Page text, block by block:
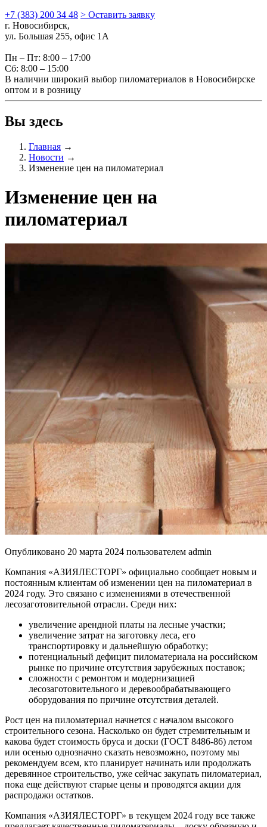
+7 (383) 200 34 48 > Оставить заявку
г. Новосибирск,
ул. Большая 255, офис 1А
Пн – Пт: 8:00 – 17:00
Сб: 8:00 – 15:00
В наличии широкий выбор пиломатериалов в Новосибирске
оптом и в розницу
Вы здесь
Главная →
Новости →
Изменение цен на пиломатериал
Изменение цен на
пиломатериал
Опубликовано 20 марта 2024 пользователем admin
Компания «АЗИЯЛЕСТОРГ» официально сообщает новым и
постоянным клиентам об изменении цен на пиломатериал в
2024 году. Это связано с изменениями в отечественной
лесозаготовительной отрасли. Среди них:
увеличение арендной платы на лесные участки;
увеличение затрат на заготовку леса, его
транспортировку и дальнейшую обработку;
потенциальный дефицит пиломатериала на российском
рынке по причине отсутствия зарубежных поставок;
сложности с ремонтом и модернизацией
лесозаготовительного и деревообрабатывающего
оборудования по причине отсутствия деталей.
Рост цен на пиломатериал начнется с началом высокого
строительного сезона. Насколько он будет стремительным и
какова будет стоимость бруса и доски (ГОСТ 8486-86) летом
или осенью однозначно сказать невозможно, поэтому мы
рекомендуем всем, кто планирует начинать или продолжать
деревянное строительство, уже сейчас закупать пиломатериал,
пока еще действуют старые цены и проводятся акции для
распродажи остатков.
Компания «АЗИЯЛЕСТОРГ» в текущем 2024 году все также